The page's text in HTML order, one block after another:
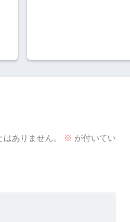
ありません。 ※ が付いてい